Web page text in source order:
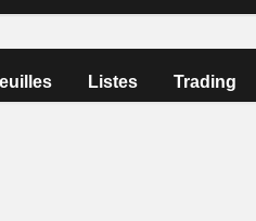
Listes Trading